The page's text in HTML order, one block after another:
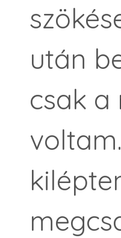
után
csak a